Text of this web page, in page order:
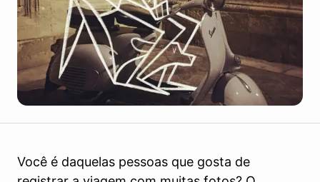
Você é daquelas pessoas que gosta de